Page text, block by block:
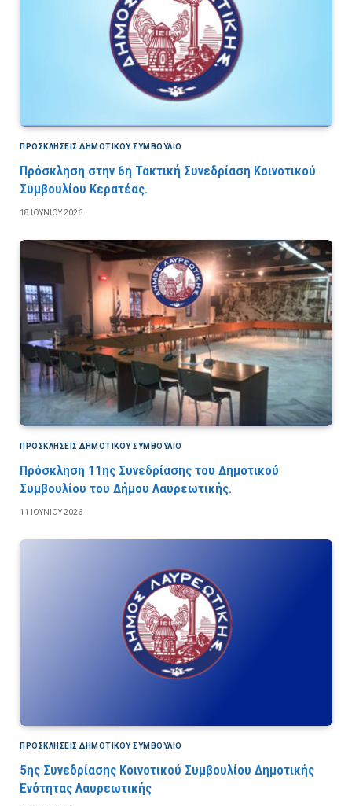
ΠΡΟΣΚΛΉΣΕΙΣ ΔΗΜΟΤΙΚΟΎ ΣΥΜΒΟΎΛΙΟ
Πρόσκληση στην 6η Τακτική Συνεδρίαση Κοινοτικού
Συμβουλίου Κερατέας.
18 ΙΟΥΝΊΟΥ 2026
ΠΡΟΣΚΛΉΣΕΙΣ ΔΗΜΟΤΙΚΟΎ ΣΥΜΒΟΎΛΙΟ
Πρόσκληση 11ης Συνεδρίασης του Δημοτικού
Συμβουλίου του Δήμου Λαυρεωτικής.
11 ΙΟΥΝΊΟΥ 2026
ΠΡΟΣΚΛΉΣΕΙΣ ΔΗΜΟΤΙΚΟΎ ΣΥΜΒΟΎΛΙΟ
5ης Συνεδρίασης Κοινοτικού Συμβουλίου Δημοτικής
Ενότητας Λαυρεωτικής